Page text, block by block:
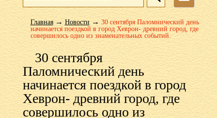
Главная→Новости→30 сентября Паломнический день
начинается поездкой в город Хеврон- древний город, где
совершилось одно из знаменательных событий.
30 сентября
Паломнический день
начинается поездкой в город
Хеврон- древний город, где
совершилось одно из